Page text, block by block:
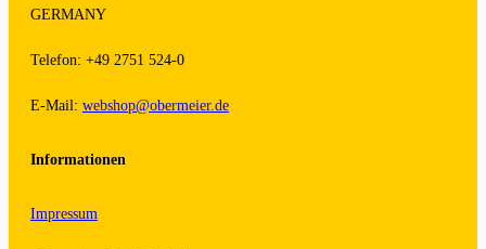
GERMANY
Telefon: +49 2751 524-0
E-Mail: webshop@obermeier.de
Informationen
Impressum